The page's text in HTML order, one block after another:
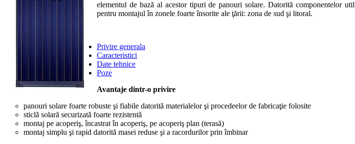
elementul de bază al acestor tipuri de panouri solare. Datorită componentelor
pentru montajul în zonele foarte însorite ale ţării: zona de sud şi litoral.
Privire generala
Caracteristici
Date tehnice
Poze
Avantaje dintr-o privire
panouri solare foarte robuste şi fiabile datorită materialelor şi procedeelor de fabricaţie folosite
sticlă solară securizată foarte rezistentă
montaj pe acoperiş, încastrat în acoperiş, pe acoperiş plan (terasă)
montaj simplu şi rapid datorită masei reduse şi a racordurilor prin îmbinar